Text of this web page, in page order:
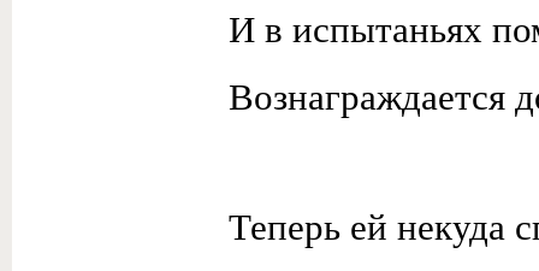
И в испытаньях
Вознаграждается
Теперь ей некуда